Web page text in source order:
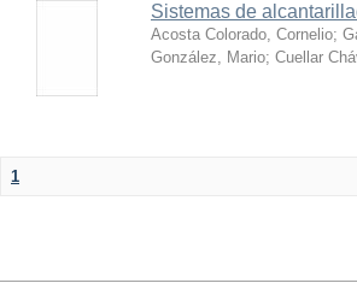
Sistemas de
Acosta Colorado, Cornelio;
González, Mario; Cuellar
1